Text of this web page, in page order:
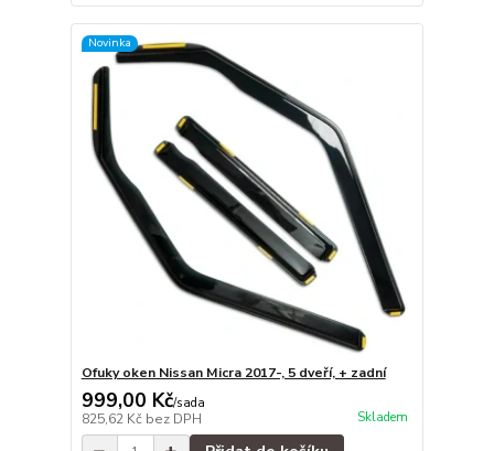
Novinka
Ofuky oken Nissan Micra 2017-, 5 dveří, + zadní
999,00 Kč/sada
825,62 Kč bez DPH Skladem